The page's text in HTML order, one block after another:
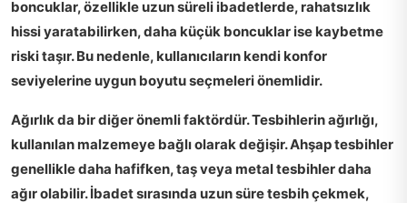
boncuklar, özellikle uzun süreli ibadetlerde, rahatsızlık
hissiyaratabilirken, daha küçük boncuklar ise kaybetme
riski taşır. Bu nedenle, kullanıcıların kendi konfor
seviyelerine uygun boyutu seçmeleri önemlidir.
Ağırlık da bir diğer önemli faktördür. Tesbihlerin ağırlığı,
kullanılan malzemeye bağlı olarak değişir. Ahşap tesbihler
genellikle daha hafifken, taş veya metal tesbihler daha
ağır olabilir. İbadet sırasında uzun süre tesbih çekmek,